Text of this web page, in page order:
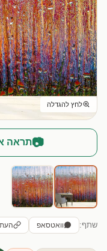
לחץ להגדלה
📷תראה
שתף: וואטסאפ